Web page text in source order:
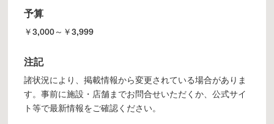
予算
￥3,000～￥3,999
注記
諸状況により、掲載情報から変更されている場合がありま
す。事前に施設・店舗までお問合せいただくか、公式サイ
ト等で最新情報をご確認ください。